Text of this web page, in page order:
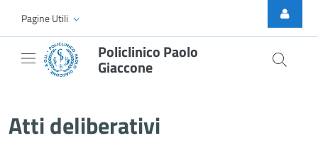
Skip to Main Content
Pagine Utili
Policlinico Paolo
Giaccone
Atti deliberativi